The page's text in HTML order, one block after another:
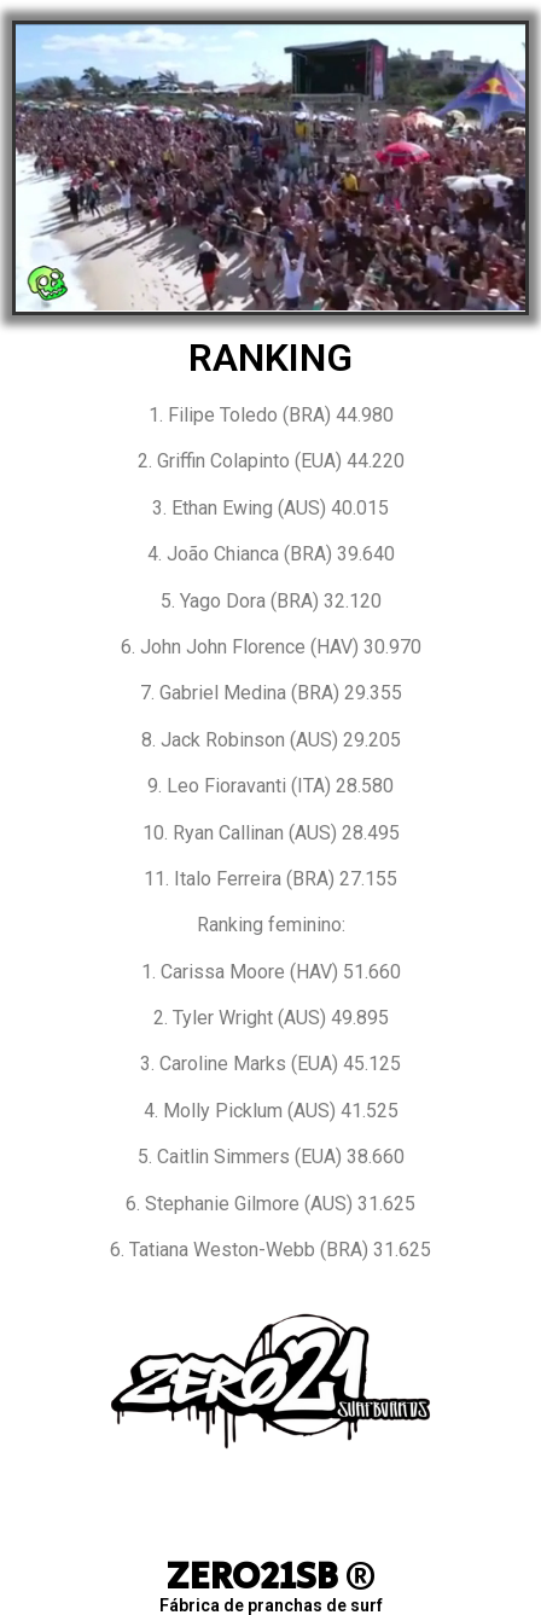
RANKING
1. Filipe Toledo (BRA) 44.980
2. Griffin Colapinto (EUA) 44.220
3. Ethan Ewing (AUS) 40.015
4. João Chianca (BRA) 39.640
5. Yago Dora (BRA) 32.120
6. John John Florence (HAV) 30.970
7. Gabriel Medina (BRA) 29.355
8. Jack Robinson (AUS) 29.205
9. Leo Fioravanti (ITA) 28.580
10. Ryan Callinan (AUS) 28.495
11. Italo Ferreira (BRA) 27.155
Ranking feminino:
1. Carissa Moore (HAV) 51.660
2. Tyler Wright (AUS) 49.895
3. Caroline Marks (EUA) 45.125
4. Molly Picklum (AUS) 41.525
5. Caitlin Simmers (EUA) 38.660
6. Stephanie Gilmore (AUS) 31.625
6. Tatiana Weston-Webb (BRA) 31.625
ZERO21SB®
Fábrica de pranchas de surf